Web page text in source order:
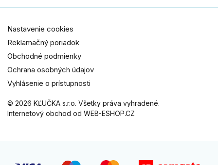
© 2026 KĽUČKA s.r.o. Všetky práva vyhradené.
Internetový obchod od WEB-ESHOP.CZ
Nastavenie cookies
Reklamačný poriadok
Obchodné podmienky
Ochrana osobných údajov
Vyhlásenie o prístupnosti